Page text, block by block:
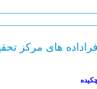
فراداده های مرکز